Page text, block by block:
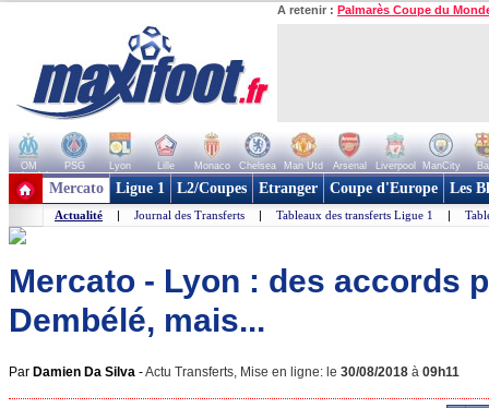
A retenir : Palmarès Coupe du
OM PSG Lyon Lille Monaco Chelsea Man Utd Arsenal Liverpool ManCity
+ de clubs
Mercato Ligue 1 L2/Coupes Etranger Coupe d'Europe Les
Actualité | Journal des Transferts | Tableaux des transferts Ligue 1 |
Mercato - Lyon : des accords
Dembélé, mais...
Par Damien Da Silva -Actu Transferts, Mise en ligne: le 30/08/2018 à 09h11